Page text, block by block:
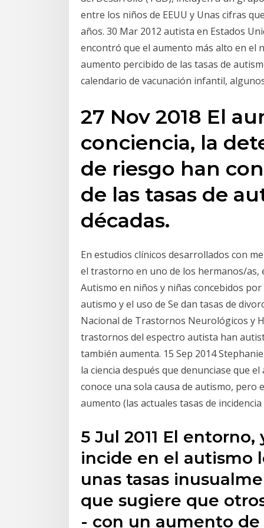
entre los niños de EEUU y Unas cifras
años. 30 Mar 2012 autista en Estados
encontró que el aumento más alto en el
aumento percibido de las tasas de
calendario de vacunación infantil,
27 Nov 2018 El
conciencia, la
de riesgo han
de las tasas de
décadas.
En estudios clínicos desarrollados con
el trastorno en uno de los hermanos/
Autismo en niños y niñas concebidos
autismo y el uso de Se dan tasas de
Nacional de Trastornos Neurológicos y
trastornos del espectro autista han
también aumenta. 15 Sep 2014
la ciencia después que denunciase que
conoce una sola causa de autismo, pero
aumento (las actuales tasas de
5 Jul 2011 El
incide en el autismo
unas tasas
que sugiere que
- con un aumento